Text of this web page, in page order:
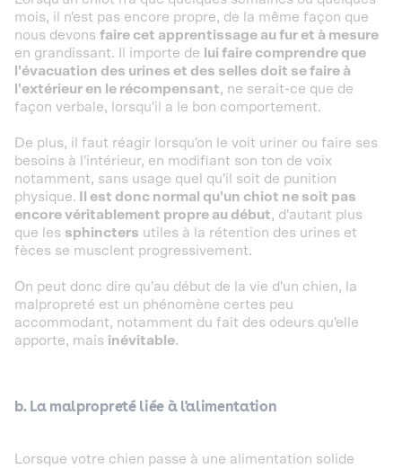
mois, il n'est pas encore propre, de la même façon que
nous devons faire cet apprentissage au fur et à mesure
en grandissant. Il importe de
lui faire comprendre que
l'évacuation des urines et des selles doit se faire à
l'extérieur en le récompensant, ne serait-ce que de
façon verbale, lorsqu'il a le bon comportement.
De plus, il faut réagir lorsqu'on le voit uriner ou faire ses
besoins à l'intérieur, en modifiant son ton de voix
notamment, sans usage quel qu'il soit de punition
physique. Il est donc normal qu'un chiot ne soit pas
encore véritablement propre au début, d'autant plus
que les sphincters utiles à la rétention des urines et
fèces se musclent progressivement.
On peut donc dire qu'au début de la vie d'un chien, la
malpropreté est un phénomène certes peu
accommodant, notamment du fait des odeurs qu'elle
apporte, mais inévitable.
b. La malpropreté liée à l'alimentation
Lorsque votre chien passe à une alimentation solide